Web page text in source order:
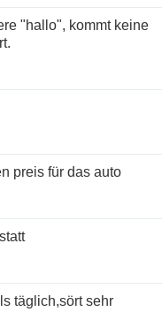
preis für das auto
täglich,sört sehr